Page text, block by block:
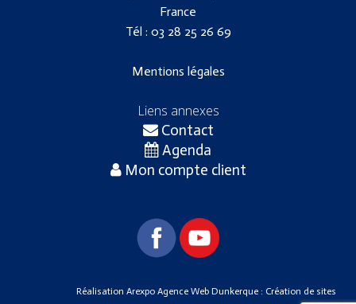
France
Tél : 03 28 25 26 69
Mentions légales
Liens annexes
Contact
Agenda
Mon compte client
Réalisation Arexpo Agence Web Dunkerque : Création de sites